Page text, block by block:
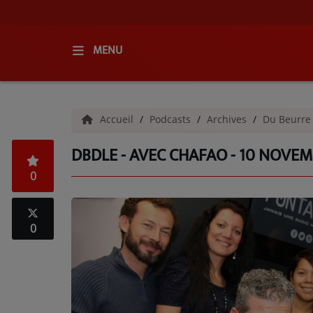
MENU
QUI SOMMES-NOUS ?
GRILLE DES PROGRAMMES
C'ÉTAIT QUOI CE TITRE ?
Accueil Podcasts Archives Du
DBDLE - AVEC CHAFAO - 10
0
0